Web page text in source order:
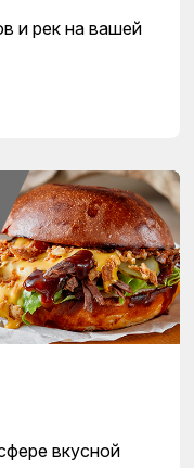
и рек на вашей
вкусной